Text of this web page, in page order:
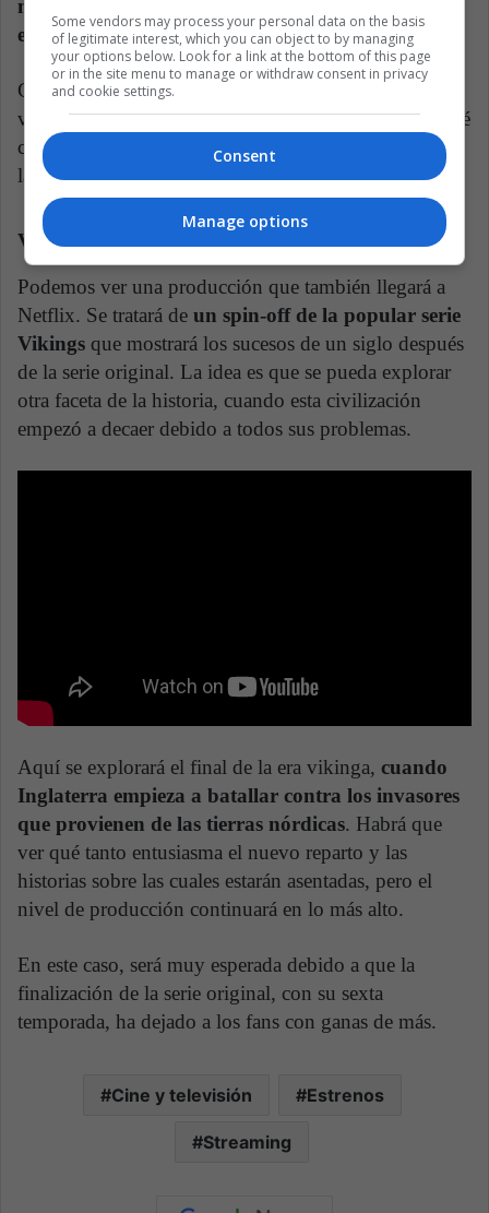
millones de fanáticos en todo el mundo, que
esperan que la historia se haga bien .
Cuando salga, seguramente aparezca entre las más
vistas de la plataforma, ya que tanto los fans del animé
como aquellos que quieran una gran serie de aventura
la reproducirán.
Vikings: Valhalla
Podemos ver una producción que también llegará a
Netflix. Se tratará de un spin-off de la popular serie
Vikings que mostrará los sucesos de un siglo después
de la serie original. La idea es que se pueda explorar
otra faceta de la historia, cuando esta civilización
empezó a decaer debido a todos sus problemas.
Aquí se explorará el final de la era vikinga, cuando
Inglaterra empieza a batallar contra los invasores
que provienen de las tierras nórdicas. Habrá que
ver qué tanto entusiasma el nuevo reparto y las
historias sobre las cuales estarán asentadas, pero el
nivel de producción continuará en lo más alto.
En este caso, será muy esperada debido a que la
finalización de la serie original, con su sexta
temporada, ha dejado a los fans con ganas de más.
Cine y televisión Estrenos
Streaming
Some vendors may process your personal data on the basis
of legitimate interest, which you can object to by managing
your options below. Look for a link at the bottom of this page
or in the site menu to manage or withdraw consent in privacy
and cookie settings.
Consent
Manage options